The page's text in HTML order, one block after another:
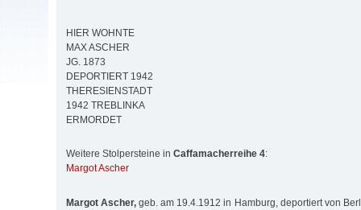
HIER WOHNTE
MAX ASCHER
JG. 1873
DEPORTIERT 1942
THERESIENSTADT
1942 TREBLINKA
ERMORDET
Weitere Stolpersteine in Caffamacherreihe 4:
Margot Ascher
Margot Ascher, geb. am 19.4.1912 in Hamburg, deportiert von